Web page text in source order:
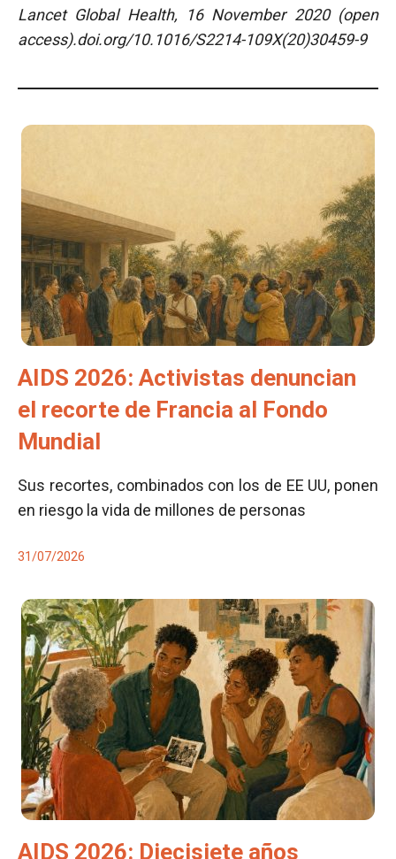
Lancet Global Health, 16 November 2020 (open
access).doi.org/10.1016/S2214-109X(20)30459-9
AIDS 2026: Activistas denuncian
el recorte de Francia al Fondo
Mundial
Sus recortes, combinados con los de EE UU, ponen
en riesgo la vida de millones de personas
31/07/2026
AIDS 2026: Diecisiete años